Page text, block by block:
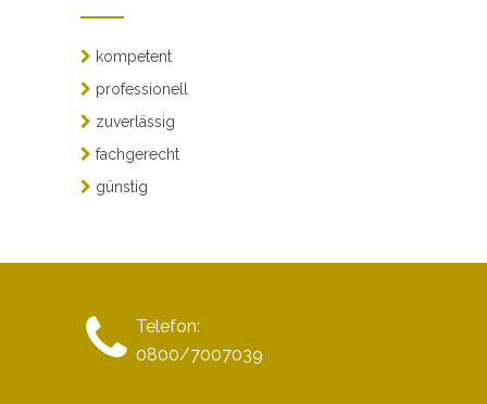
kompetent
professionell
zuverlässig
fachgerecht
günstig
Telefon:
0800/7007039